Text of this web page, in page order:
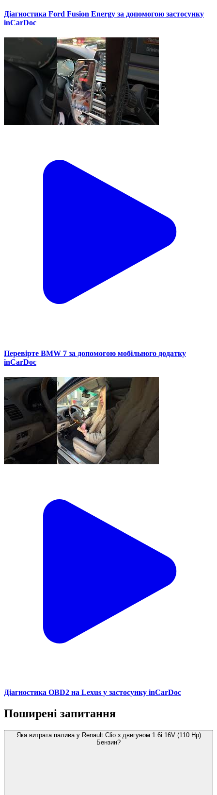
Діагностика Ford Fusion Energy за допомогою застосунку
inCarDoc
Перевірте BMW 7 за допомогою мобільного додатку
inCarDoc
Діагностика OBD2 на Lexus у застосунку inCarDoc
Поширені запитання
Яка витрата палива у Renault Clio з двигуном 1.6i 16V (110 Hp)
Бензин?